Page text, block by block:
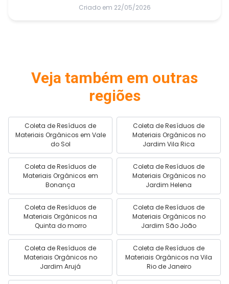
Criado em 22/05/2026
Veja também em outras
regiões
Coleta de Resíduos de
Materiais Orgânicos em Vale
do Sol
Coleta de Resíduos de
Materiais Orgânicos no
Jardim Vila Rica
Coleta de Resíduos de
Materiais Orgânicos em
Bonança
Coleta de Resíduos de
Materiais Orgânicos no
Jardim Helena
Coleta de Resíduos de
Materiais Orgânicos na
Quinta do morro
Coleta de Resíduos de
Materiais Orgânicos no
Jardim São João
Coleta de Resíduos de
Materiais Orgânicos no
Jardim Arujá
Coleta de Resíduos de
Materiais Orgânicos na Vila
Rio de Janeiro